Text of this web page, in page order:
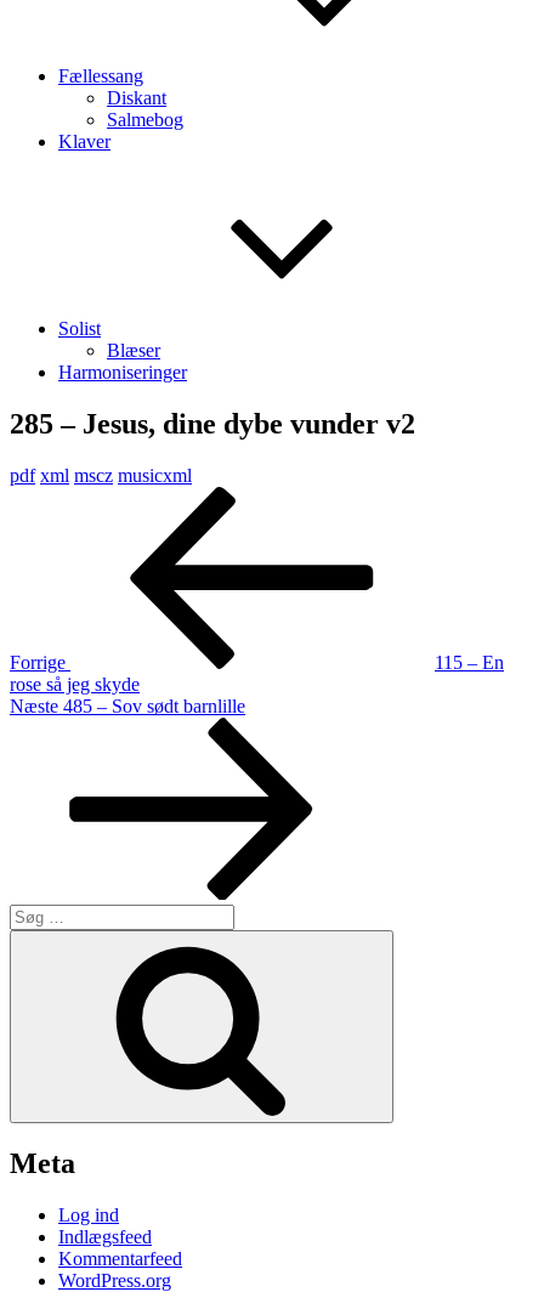
Fællessang
Diskant
Salmebog
Klaver
Solist
Blæser
Harmoniseringer
285 – Jesus, dine dybe vunder v2
pdf xml mscz musicxml
Indlægsnavigation
Forrige
115 – En
rose så jeg skyde
Næste
Næste 485 – Sov sødt barnlille
Søg
efter:
Meta
Log ind
Indlægsfeed
Kommentarfeed
WordPress.org